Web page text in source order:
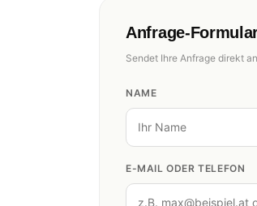
Anfrage-
Sendet Ihre Anfrage direkt
NAME
E-MAIL ODER TELEFON